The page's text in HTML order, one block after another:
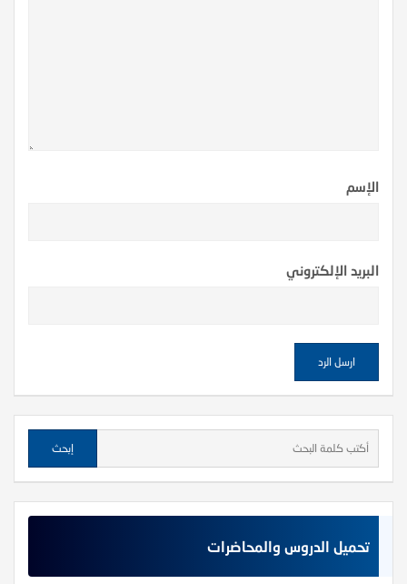
الإسم
البريد الإلكتروني
تحميل الدروس والمحاضرات